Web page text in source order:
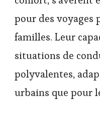
pour des voyages
familles. Leur
situations de
polyvalentes,
urbains que pour